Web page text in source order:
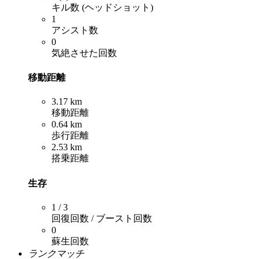
キル数 (ヘッドショット)
1
アシスト数
0
気絶させた回数
移動距離
3.17 km
移動距離
0.64 km
歩行距離
2.53 km
搭乗距離
生存
1 / 3
回復回数 / ブースト回数
0
蘇生回数
ランクマッチ